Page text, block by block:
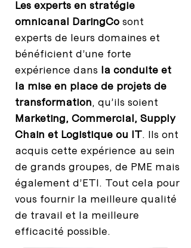
Les experts en stratégie
omnicanal DaringCo sont
experts de leurs domaines et
bénéficient d’une forte
expérience dans la conduite et
la mise en place de projets de
transformation, qu’ils soient
Marketing, Commercial, Supply
Chain et Logistique ou IT. Ils ont
acquis cette expérience au sein
de grands groupes, de PME mais
également d’ETI. Tout cela pour
vous fournir la meilleure qualité
de travail et la meilleure
efficacité possible.